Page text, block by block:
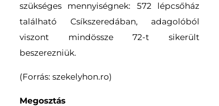
szükséges mennyiségnek: 572 lépcsőház
található Csíkszeredában, adagolóból
viszont mindössze 72-t sikerült
beszerezniük.
(Forrás: szekelyhon.ro)
Megosztás